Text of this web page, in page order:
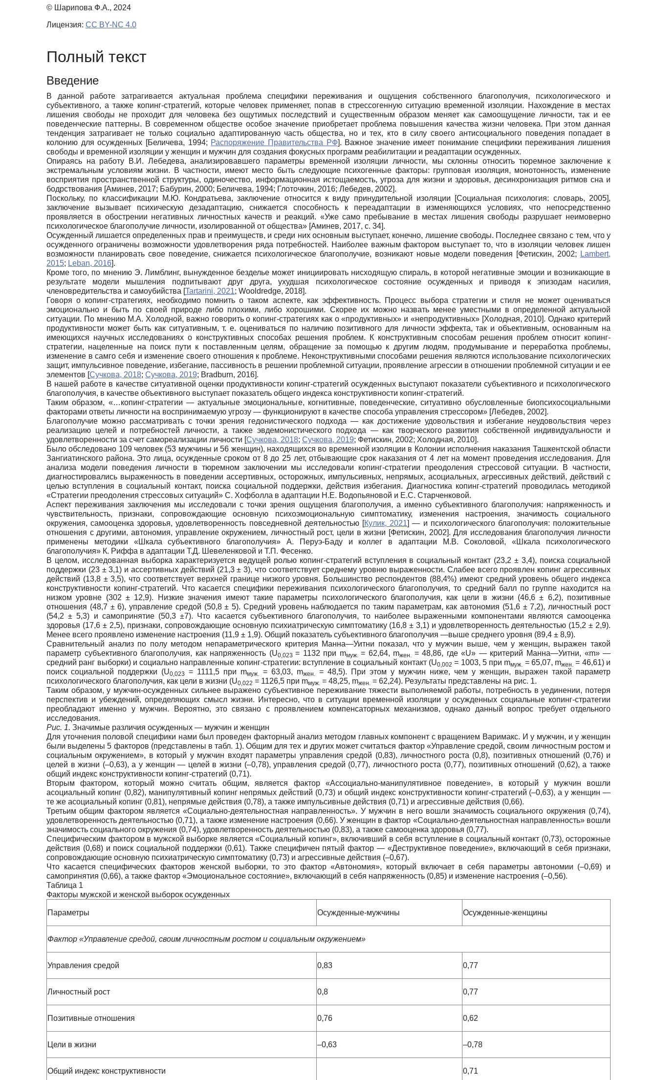
© Шарипова Ф.А., 2024
Лицензия: CC BY-NC 4.0
Полный текст
Введение
В данной работе затрагивается актуальная проблема специфики переживания и ощущения собственного благополучия, психологического и
субъективного, а также копинг-стратегий, которые человек применяет, попав в стрессогенную ситуацию временной изоляции. Нахождение в местах
лишения свободы не проходит для человека без ощутимых последствий и существенным образом меняет как самоощущение личности, так и ее
поведенческие паттерны. В современном обществе особое значение приобретает проблема повышения качества жизни человека. При этом данная
тенденция затрагивает не только социально адаптированную часть общества, но и тех, кто в силу своего антисоциального поведения попадает в
колонию для осужденных [Беличева, 1994; Распоряжение Правительства РФ]. Важное значение имеет понимание специфики переживания лишения
свободы и временной изоляции у женщин и мужчин для создания фокусных программ реабилитации и реадаптации осужденных.
Опираясь на работу В.И. Лебедева, анализировавшего параметры временной изоляции личности, мы склонны относить тюремное заключение к
экстремальным условиям жизни. В частности, имеют место быть следующие психогенные факторы: групповая изоляция, монотонность, изменение
восприятия пространственной структуры, одиночество, информационная истощаемость, угроза для жизни и здоровья, десинхронизация ритмов сна и
бодрствования [Аминев, 2017; Бабурин, 2000; Беличева, 1994; Глоточкин, 2016; Лебедев, 2002].
Поскольку, по классификации М.Ю. Кондратьева, заключение относится к виду принудительной изоляции
[Социальная психология: словарь, 2005],
заключение вызывает психическую дезадаптацию, снижается способность к переадаптации в изменяющихся условиях, что непосредственно
проявляется в обострении негативных личностных качеств и реакций. «Уже само пребывание в местах лишения свободы разрушает неимоверно
психологическое благополучие личности, изолированной от общества» [Аминев, 2017, с. 34].
Осужденный лишается определенных прав и преимуществ, и среди них основным выступает, конечно, лишение свободы. Последнее связано с тем, что у
осужденного ограничены возможности удовлетворения ряда потребностей. Наиболее важным фактором выступает то, что в изоляции человек лишен
возможности планировать свое поведение, снижается психологическое благополучие, возникают новые модели поведения [Фетискин, 2002;
Lambert,
2015; Leban, 2016].
Кроме того, по мнению Э. Лимблинг, вынужденное безделье может инициировать нисходящую спираль, в которой негативные эмоции и возникающие в
результате модели мышления подпитывают друг друга, ухудшая психологическое состояние осужденных и приводя к эпизодам насилия,
членовредительства и самоубийства [Tartarini, 2021; Wooldredge, 2018].
Говоря о копинг-стратегиях, необходимо помнить о таком аспекте, как эффективность. Процесс выбора стратегии и стиля не может оцениваться
эмоционально и быть по своей природе либо плохими, либо хорошими. Скорее их можно назвать менее уместными в определенной актуальной
ситуации. По мнению М.А. Холодной, важно говорить о копинг-стратегиях как о «продуктивных» и «непродуктивных» [Холодная, 2010]. Однако критерий
продуктивности может быть как ситуативным, т. е. оцениваться по наличию позитивного для личности эффекта, так и объективным, основанным на
имеющихся научных исследованиях о конструктивных способах решения проблем. К конструктивным способам решения проблем относит копинг-
стратегии, нацеленные на поиск пути к поставленным целям, обращение за помощью к другим людям, продумывание и переработка проблемы,
изменение в самго себя и изменение своего отношения к проблеме. Неконструктивными способами решения являются использование психологических
защит, импульсивное поведение, избегание, пассивность в решении проблемной ситуации, проявление агрессии в отношении проблемной ситуации и ее
элементов [Сучкова, 2018; Сучкова, 2019; Bradburn, 2016].
В нашей работе в качестве ситуативной оценки продуктивности копинг-стратегий осужденных выступают показатели субъективного и психологического
благополучия, в качестве объективного выступает показатель общего индекса конструктивности копинг-стратегий.
Таким образом, «…копинг-стратегии — актуальные эмоциональные, когнитивные, поведенческие, ситуативно обусловленные биопсихосоциальными
факторами ответы личности на воспринимаемую угрозу — функционируют в качестве способа управления стрессором» [Лебедев, 2002].
Благополучие можно рассматривать с точки зрения гедонистического подхода — как достижение удовольствия и избегание неудовольствия через
реализацию целей и потребностей личности, а также эвдемонистического подхода — как творческого развития собственной индивидуальности и
удовлетворенности за счет самореализации личности [Сучкова, 2018; Сучкова, 2019; Фетискин, 2002; Холодная, 2010].
Было обследовано 109 человек (53 мужчины и 56 женщин), находящихся во временной изоляции в Колонии исполнения наказания Ташкентской области
Зангиатинского района. Это лица, осужденные сроком от 8 до 25 лет, отбывающие срок наказания от 4 лет на момент проведения исследования. Для
анализа модели поведения личности в тюремном заключении мы исследовали копинг-стратегии преодоления стрессовой ситуации. В частности,
диагностировались выраженность в поведении ассертивных, осторожных, импульсивных, непрямых, асоциальных, агрессивных действий, действий с
целью вступления в социальный контакт, поиска социальной поддержки, действия избегания. Диагностика копинг-стратегий проводилась методикой
«Стратегии преодоления стрессовых ситуаций» С. Хофболла в адаптации Н.Е. Водопьяновой и Е.С. Старченковой.
Аспект переживания заключения мы исследовали с точки зрения ощущения благополучия, а именно субъективного благополучия: напряженность и
чувствительность, признаки, сопровождающие основную психоэмоциональную симптоматику, изменения настроения, значимость социального
окружения, самооценка здоровья, удовлетворенность повседневной деятельностью [Кулик, 2021] — и психологического благополучия: положительные
отношения с другими, автономия, управление окружением, личностный рост, цели в жизни [Фетискин, 2002]. Для исследования благополучия личности
применены методики «Шкала субъективного благополучия» А. Перуэ-Баду и коллег в адаптации М.В. Соколовой, «Шкала психологического
благополучия» К. Риффа в адаптации Т.Д. Шевеленковой и Т.П. Фесенко.
В целом, исследованная выборка характеризуется ведущей ролью копинг-стратегий вступления в социальный контакт (23,2 ± 3,4), поиска социальной
поддержки (23 ± 3,1) и ассертивных действий (21,3 ± 3), что соответствует среднему уровню выраженности. Слабее всего проявлен копинг агрессивных
действий (13,8 ± 3,5), что соответствует верхней границе низкого уровня. Большинство респондентов (88,4%) имеют средний уровень общего индекса
конструктивности копинг-стратегий. Что касается специфики переживания психологического благополучия, то средний балл по группе находится на
низком уровне (302 ± 12,9). Низкие значения имеют такие параметры психологического благополучия, как цели в жизни (46,6 ± 6,2), позитивные
отношения (48,7 ± 6), управление средой (50,8 ± 5). Средний уровень наблюдается по таким параметрам, как автономия (51,6 ± 7,2), личностный рост
(54,2 ± 5,3) и самопринятие (50,3 ±7). Что касается субъективного благополучия, то наиболее выраженными компонентами являются самооценка
здоровья (17,6 ± 2,5), признаки, сопровождающие основную психиатрическую симптоматику (16,8 ± 3,1) и удовлетворенность деятельностью (15,2 ± 2,9).
Менее всего проявлено изменение настроения (11,9 ± 1,9). Общий показатель субъективного благополучия —выше среднего уровня (89,4 ± 8,9).
Сравнительный анализ по полу методом непараметрического критерия Манна—Уитни показал, что у мужчин выше, чем у женщин, выражен такой
параметр субъективного благополучия, как напряженность (U0,023= 1132 при mмуж.= 62,64, mжен. = 48,86, где «U» — критерий Манна—Уитни, «m» —
средний ранг выборки) и социально направленные копинг-стратегии: вступление в социальный контакт (U0,002 = 1003, 5 при mмуж. = 65,07, mжен. = 46,61) и
поиск социальной поддержки (U0,023 = 1111,5 при mмуж. = 63,03, mжен. = 48,5). При этом у мужчин ниже, чем у женщин, выражен такой параметр
психологического благополучия, как цели в жизни (U0,022 = 1126,5 при mмуж. = 48,25, mжен. = 62,24). Результаты представлены на рис. 1.
Таким образом, у мужчин-осужденных сильнее выражено субъективное переживание тяжести выполняемой работы, потребность в уединении, потеря
перспектив и убеждений, определяющих смысл жизни. Интересно, что в ситуации временной изоляции у осужденных социальные копинг-стратегии
преобладают именно у мужчин. Вероятно, это связано с проявлением компенсаторных механизмов, однако данный вопрос требует отдельного
исследования.
Рис. 1. Значимые различия осужденных — мужчин и женщин
Для уточнения половой специфики нами был проведен факторный анализ методом главных компонент с вращением Варимакс. И у мужчин, и у женщин
были выделены 5 факторов (представлены в табл. 1). Общим для тех и других может считаться фактор «Управление средой, своим личностным ростом и
социальным окружением», в который у мужчин входят параметры управления средой (0,83), личностного роста (0,8), позитивных отношений (0,76) и
целей в жизни (–0,63), а у женщин — целей в жизни (–0,78), управления средой (0,77), личностного роста (0,77), позитивных отношений (0,62), а также
общий индекс конструктивности копинг-стратегий (0,71).
Вторым фактором, который можно считать общим, является фактор «Ассоциально-манипулятивное поведение», в который у мужчин вошли
асоциальный копинг (0,82), манипулятивный копинг непрямых действий (0,73) и общий индекс конструктивности копинг-стратегий (–0,63), а у женщин —
те же асоциальный копинг (0,81), непрямые действия (0,78), а также импульсивные действия (0,71) и агрессивные действия (0,66).
Третьим общим фактором является «Социально-деятельностная направленность». У мужчин в него вошли значимость социального окружения (0,74),
удовлетворенность деятельностью (0,71), а также изменение настроения (0,66). У женщин в фактор «Социально-деятельностная направленность» вошли
значимость социального окружения (0,74), удовлетворенность деятельностью (0,83), а также самооценка здоровья (0,77).
Специфическим фактором в мужской выборке является «Социальный копинг», включивший в себя вступление в социальный контакт (0,73), осторожные
действия (0,68) и поиск социальной поддержки (0,61). Также специфичен пятый фактор — «Деструктивное поведение», включающий в себя признаки,
сопровождающие основную психиатрическую симптоматику (0,73) и агрессивные действия (–0,67).
Что касается специфических факторов женской выборки, то это фактор «Автономия», который включает в себя параметры автономии (–0,69) и
самопринятия (0,66), а также фактор «Эмоциональное состояние», включающий в себя напряженность (0,85) и изменение настроения (–0,56).
Таблица 1
Факторы мужской и женской выборок осужденных
Параметры Осужденные-мужчины Осужденные-женщины
Фактор «Управление средой, своим личностным ростом и социальным окружением»
Управления средой 0,83 0,77
Личностный рост 0,8 0,77
Позитивные отношения 0,76 0,62
Цели в жизни –0,63 –0,78
Общий индекс конструктивности 0,71